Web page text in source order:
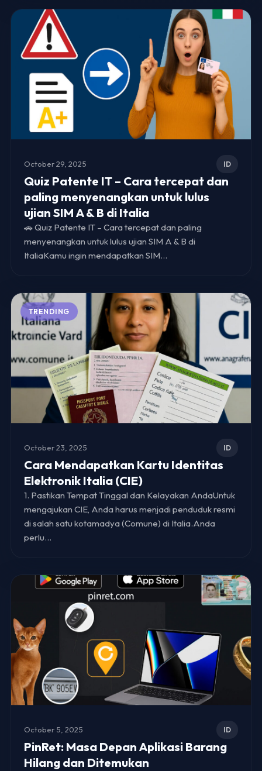
October 29, 2025 ID
Quiz Patente IT – Cara tercepat dan
paling menyenangkan untuk lulus
ujian SIM A & B di Italia
🚗 Quiz Patente IT – Cara tercepat dan paling
menyenangkan untuk lulus ujian SIM A & B di
ItaliaKamu ingin mendapatkan SIM…
TRENDING
October 23, 2025 ID
Cara Mendapatkan Kartu Identitas
Elektronik Italia (CIE)
1. Pastikan Tempat Tinggal dan Kelayakan AndaUntuk
mengajukan CIE, Anda harus menjadi penduduk resmi
di salah satu kotamadya (Comune) di Italia.Anda
perlu…
October 5, 2025 ID
PinRet: Masa Depan Aplikasi Barang
Hilang dan Ditemukan